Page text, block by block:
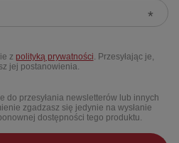
z polityką prywatności . Przesyłając je,
jej postanowienia.
do przesyłania newsletterów lub innych
zgadzasz się jedynie na wysłanie
dostępności tego produktu.